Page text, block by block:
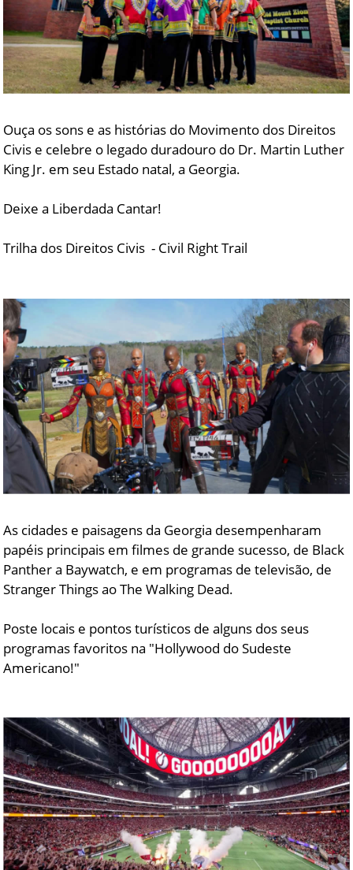
Ouça os sons e as histórias do Movimento dos Direitos
Civis e celebre o legado duradouro do Dr. Martin Luther
King Jr. em seu Estado natal, a Georgia.
Deixe a Liberdada Cantar!
Trilha dos Direitos Civis - Civil Right Trail
As cidades e paisagens da Georgia desempenharam
papéis principais em filmes de grande sucesso, de Black
Panther a Baywatch, e em programas de televisão, de
Stranger Things ao The Walking Dead.
Poste locais e pontos turísticos de alguns dos seus
programas favoritos na "Hollywood do Sudeste
Americano!"